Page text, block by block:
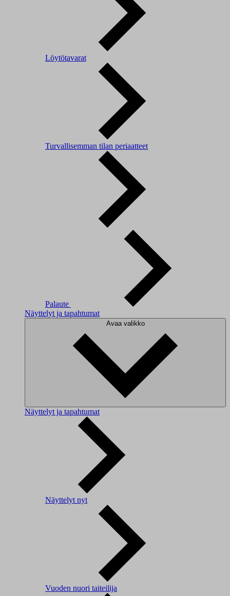
Löytötavarat
Turvallisemman tilan periaatteet
Palaute
Näyttelyt ja tapahtumat
Avaa valikko
Näyttelyt ja tapahtumat
Näyttelyt nyt
Vuoden nuori taiteilija